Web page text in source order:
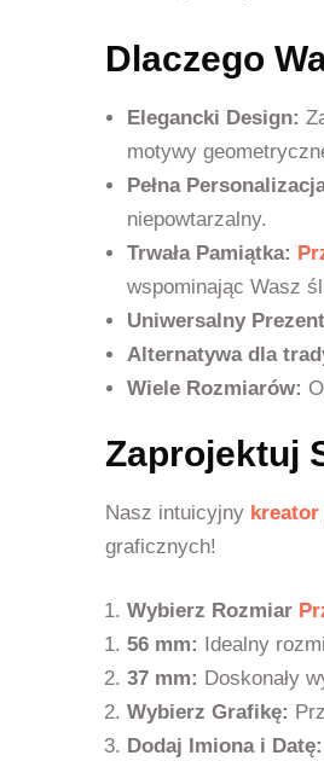
Dlaczego
Elegancki Design:
motywy
Pełna
niepowtarzalny.
Trwała Pamiątka:
wspominając Wasz
Uniwersalny
Alternatywa dla
Wiele Rozmiarów:
Zaprojektuj
Nasz intuicyjny
graficznych!
Wybierz Rozmiar
56 mm: Idealny
37 mm: Doskonały
Wybierz Grafikę:
Dodaj Imiona i Datę: